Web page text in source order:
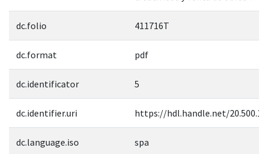
dc.folio 411716T
dc.format pdf
dc.identificator 5
dc.identifier.uri https://hdl.handle.net/
dc.language.iso spa